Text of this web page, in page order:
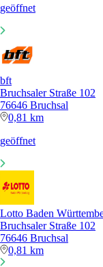
geöffnet
bft
Bruchsaler Straße 102
76646 Bruchsal
0,81 km
geöffnet
Lotto Baden
Bruchsaler Straße 102
76646 Bruchsal
0,81 km